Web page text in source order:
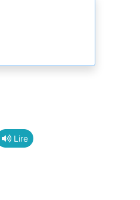
Lire